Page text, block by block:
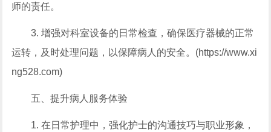
师的责任。
3. 增强对科室设备的日常检查，确保医疗器械的正常
运转，及时处理问题，以保障病人的安全。(https://www.xi
ng528.com)
五、提升病人服务体验
1. 在日常护理中，强化护士的沟通技巧与职业形象，